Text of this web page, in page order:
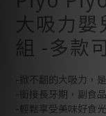
大吸力
組 -多款
-掀不翻的大吸力，
-銜接長牙期，副食
-輕鬆享受美味好食